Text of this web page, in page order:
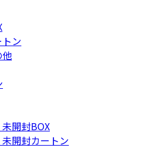
ン
他
開封BOX
開封カートン